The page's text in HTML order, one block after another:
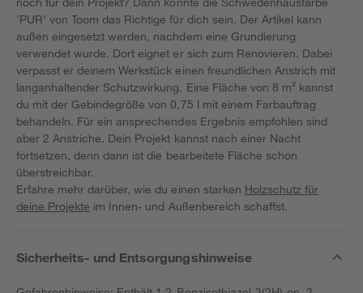
'PUR' von Toom das Richtige für dich sein. Der Artikel kann
außen eingesetzt werden, nachdem eine Grundierung
verwendet wurde. Dort eignet er sich zum Renovieren. Dabei
verpasst er deinem Werkstück einen freundlichen Anstrich mit
langanhaltender Schutzwirkung. Eine Fläche von 8 m² kannst
du mit der Gebindegröße von 0,75 l mit einem Farbauftrag
behandeln. Für ein ansprechendes Ergebnis empfohlen sind
aber 2 Anstriche. Dein Projekt kannst nach einer Nacht
fortsetzen, denn dann ist die bearbeitete Fläche schon
überstreichbar.
Erfahre mehr darüber, wie du einen starken Holzschutz für
deine Projekte im Innen- und Außenbereich schaffst.
Sicherheits- und Entsorgungshinweise